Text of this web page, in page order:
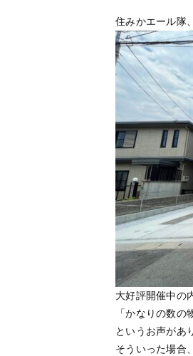
住みかエール隊
大好評開催中の
「かなりの数
というお声があ
そういった場合